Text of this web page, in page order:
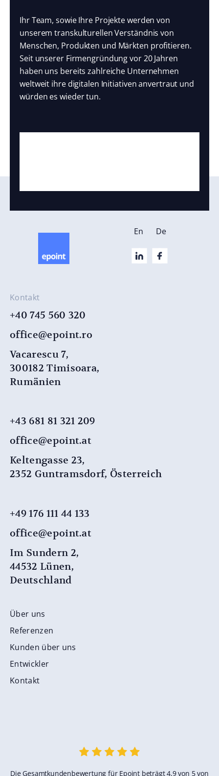
Ihr Team, sowie Ihre Projekte werden von
unserem transkulturellen Verständnis von
Menschen, Produkten und Märkten profitieren.
Seit unserer Firmengründung vor 20 Jahren
haben uns bereits zahlreiche Unternehmen
weltweit ihre digitalen Initiativen anvertraut und
würden es wieder tun.
Kontakt
+40 745 560 320
office@epoint.ro
Vacarescu 7,
300182 Timisoara,
Rumänien
+43 681 81 321 209
office@epoint.at
Keltengasse 23,
2352 Guntramsdorf, Österreich
+49 176 111 44 133
office@epoint.at
Im Sundern 2,
44532 Lünen,
Deutschland
Über uns
Referenzen
Kunden über uns
Entwickler
Kontakt
En De
Die Gesamtkundenbewertung für Epoint beträgt 4,9 von 5 von